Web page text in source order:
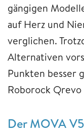
gängigen
auf Herz und
verglichen.
Alternativen
Punkten besser
Roborock Qrevo
Der MOVA